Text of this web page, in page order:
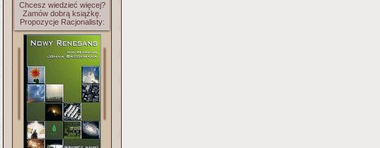
Chcesz wiedzieć więcej?
Zamów dobrą książkę.
Propozycje Racjonalisty: